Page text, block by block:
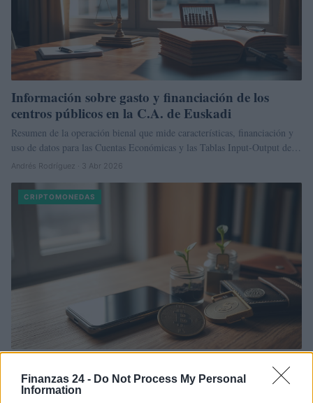
Finanzas 24 - Do Not Process My Personal
Information
Información sobre gasto y financiación de los
centros públicos en la C.A. de Euskadi
Resumen de la operación bienal que mide características, financiación y
uso de datos para las Cuentas Económicas y las Tablas Input-Output de…
Andrés Rodríguez · 3 Abr 2026
CRIPTOMONEDAS
Comprar criptomonedas en PayPal: guía práctica
y opciones disponibles